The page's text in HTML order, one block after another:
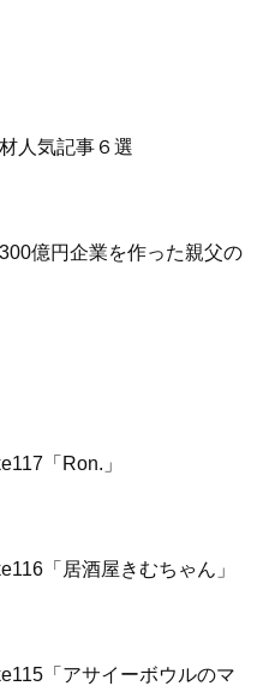
人気記事６選
億円企業を作った親父の
「Ron.」
「居酒屋きむちゃん」
「アサイーボウルのマ